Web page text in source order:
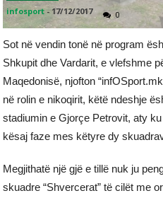
infosport - 17/12/2017 0
Sot në vendin tonë në program
Shkupit dhe Vardarit, e vlefshme
Maqedonisë, njofton
në rolin e nikoqirit, këtë ndeshje
stadiumin e Gjorçe Petrovit, aty
kësaj faze mes këtyre dy
Megjithatë një gjë e tillë nuk ju
skuadre “Shvercerat” të cilët me